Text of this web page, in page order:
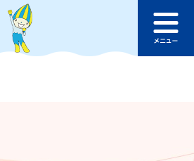
このページの本文へ
ュ